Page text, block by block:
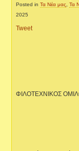
Posted inΤα Νέα μας ,Τα
2025
Tweet
ΦΙΛΟΤΕΧΝΙΚΟΣ